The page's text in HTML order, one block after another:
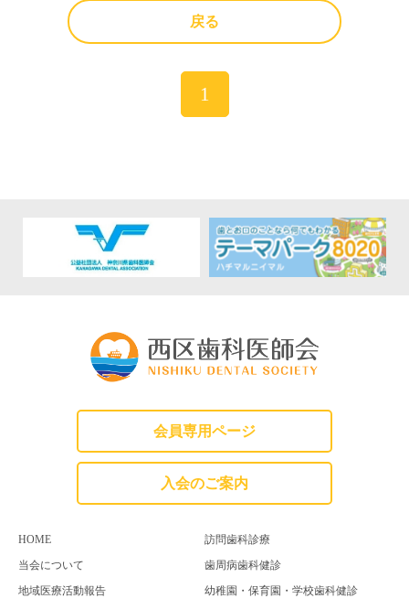
戻る
1
会員専用ページ
入会のご案内
HOME
当会について
地域医療活動報告
訪問歯科診療
歯周病歯科健診
幼稚園・保育園・学校歯科健診